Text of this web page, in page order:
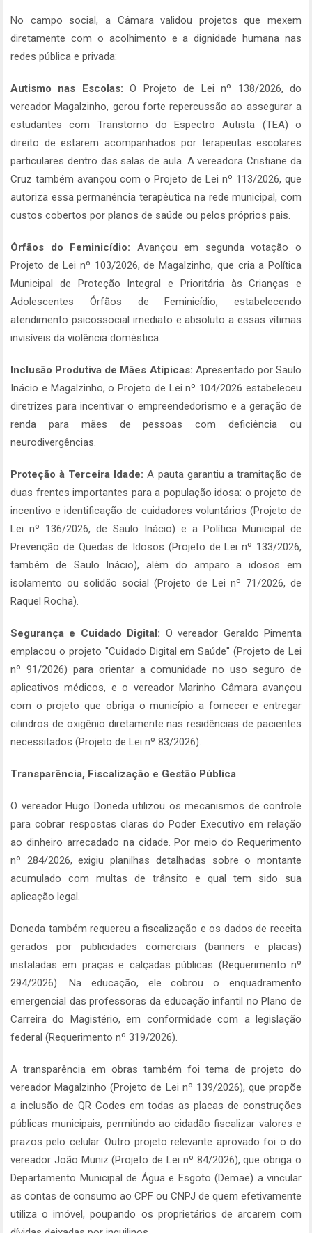
No campo social, a Câmara validou projetos que mexem
diretamente com o acolhimento e a dignidade humana nas
redes pública e privada:
Autismo nas Escolas: O Projeto de Lei nº 138/2026, do
vereador Magalzinho, gerou forte repercussão ao assegurar a
estudantes com Transtorno do Espectro Autista (TEA) o
direito de estarem acompanhados por terapeutas escolares
particulares dentro das salas de aula. A vereadora Cristiane da
Cruz também avançou com o Projeto de Lei nº 113/2026, que
autoriza essa permanência terapêutica na rede municipal, com
custos cobertos por planos de saúde ou pelos próprios pais.
Órfãos do Feminicídio: Avançou em segunda votação o
Projeto de Lei nº 103/2026, de Magalzinho, que cria a Política
Municipal de Proteção Integral e Prioritária às Crianças e
Adolescentes Órfãos de Feminicídio, estabelecendo
atendimento psicossocial imediato e absoluto a essas vítimas
invisíveis da violência doméstica.
Inclusão Produtiva de Mães Atípicas: Apresentado por Saulo
Inácio e Magalzinho, o Projeto de Lei nº 104/2026 estabeleceu
diretrizes para incentivar o empreendedorismo e a geração de
renda para mães de pessoas com deficiência ou
neurodivergências.
Proteção à Terceira Idade: A pauta garantiu a tramitação de
duas frentes importantes para a população idosa: o projeto de
incentivo e identificação de cuidadores voluntários (Projeto de
Lei nº 136/2026, de Saulo Inácio) e a Política Municipal de
Prevenção de Quedas de Idosos (Projeto de Lei nº 133/2026,
também de Saulo Inácio), além do amparo a idosos em
isolamento ou solidão social (Projeto de Lei nº 71/2026, de
Raquel Rocha).
Segurança e Cuidado Digital: O vereador Geraldo Pimenta
emplacou o projeto "Cuidado Digital em Saúde" (Projeto de Lei
nº 91/2026) para orientar a comunidade no uso seguro de
aplicativos médicos, e o vereador Marinho Câmara avançou
com o projeto que obriga o município a fornecer e entregar
cilindros de oxigênio diretamente nas residências de pacientes
necessitados (Projeto de Lei nº 83/2026).
Transparência, Fiscalização e Gestão Pública
O vereador Hugo Doneda utilizou os mecanismos de controle
para cobrar respostas claras do Poder Executivo em relação
ao dinheiro arrecadado na cidade. Por meio do Requerimento
nº 284/2026, exigiu planilhas detalhadas sobre o montante
acumulado com multas de trânsito e qual tem sido sua
aplicação legal.
Doneda também requereu a fiscalização e os dados de receita
gerados por publicidades comerciais (banners e placas)
instaladas em praças e calçadas públicas (Requerimento nº
294/2026). Na educação, ele cobrou o enquadramento
emergencial das professoras da educação infantil no Plano de
Carreira do Magistério, em conformidade com a legislação
federal (Requerimento nº 319/2026).
A transparência em obras também foi tema de projeto do
vereador Magalzinho (Projeto de Lei nº 139/2026), que propõe
a inclusão de QR Codes em todas as placas de construções
públicas municipais, permitindo ao cidadão fiscalizar valores e
prazos pelo celular. Outro projeto relevante aprovado foi o do
vereador João Muniz (Projeto de Lei nº 84/2026), que obriga o
Departamento Municipal de Água e Esgoto (Demae) a vincular
as contas de consumo ao CPF ou CNPJ de quem efetivamente
utiliza o imóvel, poupando os proprietários de arcarem com